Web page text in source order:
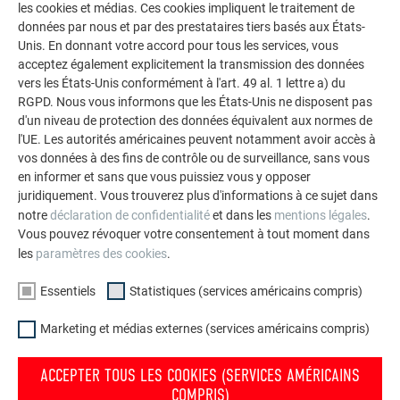
PROUESSE TECHNIQUE ET PRÉCISION
MILLIMÉTRIQUE
« La réalisation de détails complexes, tels que les systèmes
d’évacuation invisibles ou les raccords des fenêtres de toit,
a constitué un défi technique de haut vol », confie Gregor
Bless, directeur de Bless Gebäudehüllen, une entreprise
familiale renommée basée à Erstfeld. « L’architecte avait une
vision claire, ce qui nous a poussés à viser la perfection. »
Achevé fin 2023, ce projet a déjà reçu des distinctions
catégorie « Architecture et urbanisme », et a été sélectionné
comme finaliste pour le World Architecture Festival 2024 à
Singapour. Ce complexe résidentiel est un exemple parfait
d’architecture moderne qui conjugue esthétique et
durabilité.
les cookies et médias. Ces cookies impliquent le traitement de
données par nous et par des prestataires tiers basés aux États-
Unis. En donnant votre accord pour tous les services, vous
acceptez également explicitement la transmission des données
vers les États-Unis conformément à l'art. 49 al. 1 lettre a) du
RGPD. Nous vous informons que les États-Unis ne disposent pas
d'un niveau de protection des données équivalent aux normes de
l'UE. Les autorités américaines peuvent notamment avoir accès à
vos données à des fins de contrôle ou de surveillance, sans vous
en informer et sans que vous puissiez vous y opposer
juridiquement. Vous trouverez plus d'informations à ce sujet dans
notredéclaration de confidentialitéet dans les mentions légales.
Vous pouvez révoquer votre consentement à tout moment dans
les paramètres des cookies.
Essentiels Statistiques (services américains compris)
Marketing et médias externes (services américains compris)
ACCEPTER TOUS LES COOKIES (SERVICES AMÉRICAINS
COMPRIS)